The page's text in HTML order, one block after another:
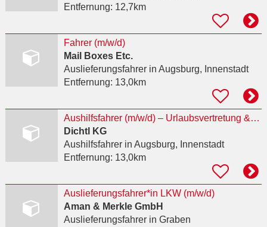
Entfernung: 12,7km
Fahrer (m/w/d)
Mail Boxes Etc.
Auslieferungsfahrerin Augsburg, Innenstadt
Entfernung: 13,0km
Aushilfsfahrer (m/w/d) – Urlaubsvertretung & langfristige Aushilfe
Dichtl KG
Aushilfsfahrerin Augsburg, Innenstadt
Entfernung: 13,0km
Auslieferungsfahrer*in LKW (m/w/d)
Aman & Merkle GmbH
Auslieferungsfahrerin Graben